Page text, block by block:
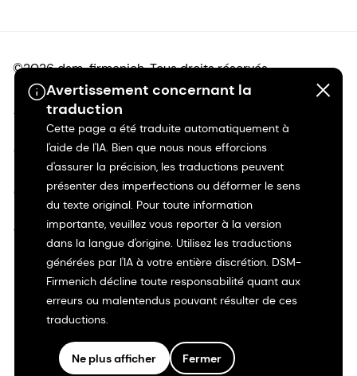
Avertissement concernant la
traduction
Cette page a été traduite automatiquement à
l'aide de l'IA. Bien que nous nous efforcions
d'assurer la précision, les traductions peuvent
présenter des imperfections ou déformer le sens
du texte original. Pour toute information
importante, veuillez vous reporter à la version
dans la langue d'origine. Utilisez les traductions
générées par l'IA à votre entière discrétion. DSM-
Firmenich décline toute responsabilité quant aux
erreurs ou malentendus pouvant résulter de ces
traductions.
Ne plus afficher Fermer
©2026 dsm-firmenich. Tous droits réservés.
Avis de confidentialité
Conditions d'utilisation
Conditions d'utilisation
Transparence en Californie
Déclaration d'accessibilité
Informations juridiques
Plan du site